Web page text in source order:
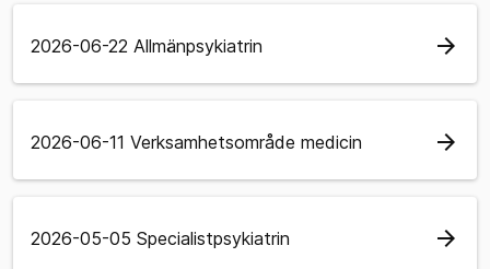
2026-06-22 Allmänpsykiatrin arrow_forward
2026-06-11 Verksamhetsområde medicin arrow_forward
2026-05-05 Specialistpsykiatrin arrow_forward